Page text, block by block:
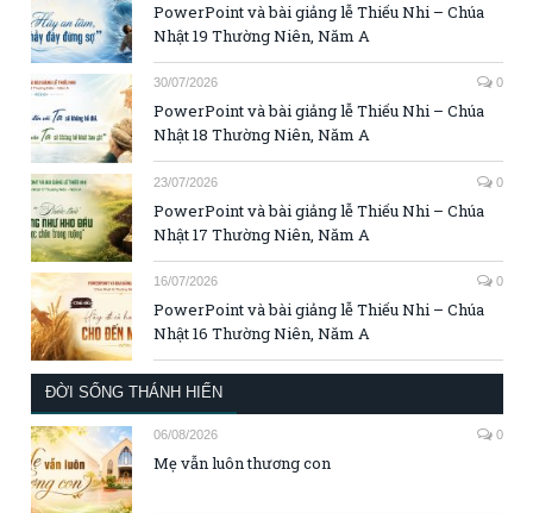
PowerPoint và bài giảng lễ Thiếu Nhi – Chúa
Nhật 19 Thường Niên, Năm A
30/07/2026 0
PowerPoint và bài giảng lễ Thiếu Nhi – Chúa
Nhật 18 Thường Niên, Năm A
23/07/2026 0
PowerPoint và bài giảng lễ Thiếu Nhi – Chúa
Nhật 17 Thường Niên, Năm A
16/07/2026 0
PowerPoint và bài giảng lễ Thiếu Nhi – Chúa
Nhật 16 Thường Niên, Năm A
ĐỜI SỐNG THÁNH HIẾN
06/08/2026 0
Mẹ vẫn luôn thương con